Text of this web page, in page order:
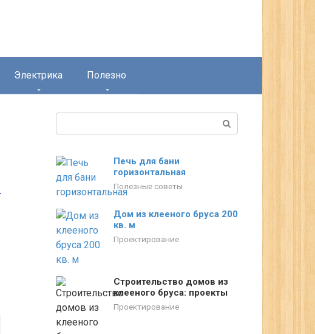
Электрика Полезно
Печь для бани
горизонтальная
Полезные советы
Дом из клееного бруса 200
кв. м
Проектирование
Строительство домов из
клееного бруса: проекты
Проектирование